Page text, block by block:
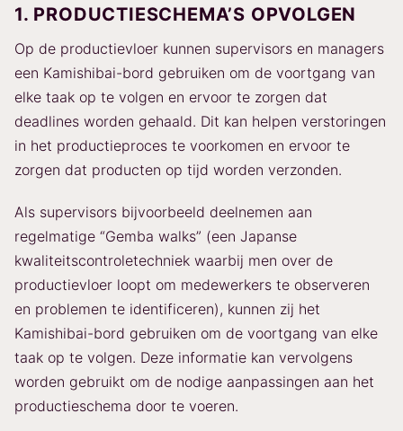
1. PRODUCTIESCHEMA’S OPVOLGEN
Op de productievloer kunnen supervisors en managers
een Kamishibai-bord gebruiken om de voortgang van
elke taak op te volgen en ervoor te zorgen dat
deadlines worden gehaald. Dit kan helpen verstoringen
in het productieproces te voorkomen en ervoor te
zorgen dat producten op tijd worden verzonden.
Als supervisors bijvoorbeeld deelnemen aan
regelmatige “Gemba walks” (een Japanse
kwaliteitscontroletechniek waarbij men over de
productievloer loopt om medewerkers te observeren
en problemen te identificeren), kunnen zij het
Kamishibai-bord gebruiken om de voortgang van elke
taak op te volgen. Deze informatie kan vervolgens
worden gebruikt om de nodige aanpassingen aan het
productieschema door te voeren.